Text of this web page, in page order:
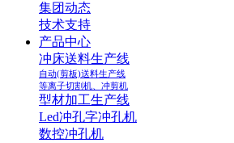
集团动态
技术支持
产品中心
冲床送料生产线
自动(剪板)送料生产线
等离子切割机、冲剪机
型材加工生产线
Led冲孔字冲孔机
数控冲孔机